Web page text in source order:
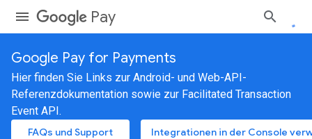
Pay
Google Pay for Payments
Hier finden Sie Links zur Android- und Web-API-
Referenzdokumentation sowie zur Facilitated Transaction
Event API.
FAQs und Support Integrationen in der Console